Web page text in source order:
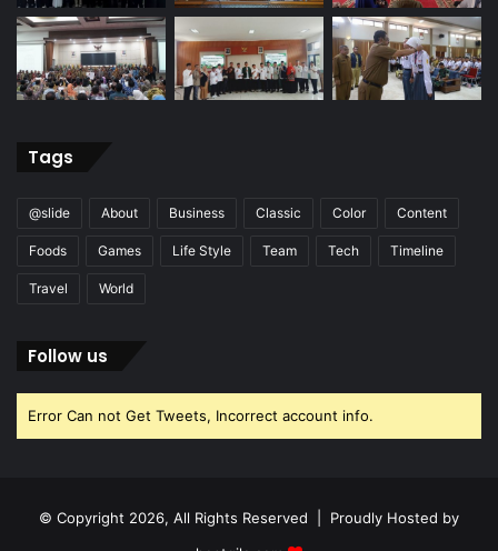
Tags
@slide About Business Classic Color Content
Foods Games Life Style Team Tech Timeline
Travel World
Follow us
Error Can not Get Tweets, Incorrect account info.
© Copyright 2026, All Rights Reserved | Proudly Hosted by